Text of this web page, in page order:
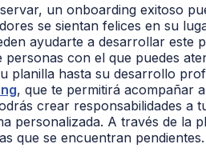
un onboarding exitoso
se sientan felices en su
ayudarte a desarrollar este
personas con el que puedes
planilla hasta su desarrollo
, que te permitirá acompañar
crear responsabilidades a
personalizada. A través de la
que se encuentran pendientes.